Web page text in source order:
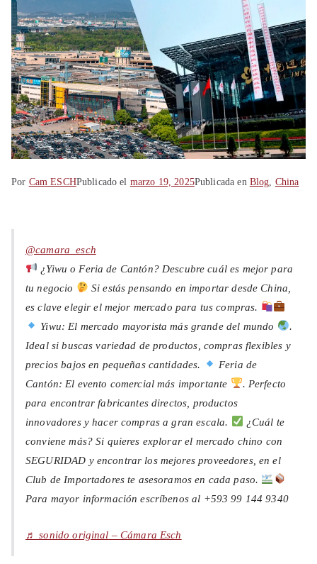
Por Cam ESCHPublicado el marzo 19, 2025Publicada en Blog China
@camara_esch
¿Yiwu o Feria de Cantón? Descubre cuál es mejor para
tu negocio
Si estás pensando en importar desde China,
es clave elegir el mejor mercado para tus compras.
Yiwu: El mercado mayorista más grande del mundo
.
Ideal si buscas variedad de productos, compras flexibles y
precios bajos en pequeñas cantidades.
Feria de
Cantón: El evento comercial más importante
. Perfecto
para encontrar fabricantes directos, productos
innovadores y hacer compras a gran escala.
¿Cuál te
conviene más? Si quieres explorar el mercado chino con
SEGURIDAD y encontrar los mejores proveedores, en el
Club de Importadores te asesoramos en cada paso.
Para mayor información escríbenos al +593 99 144 9340
♬ sonido original – Cámara Esch